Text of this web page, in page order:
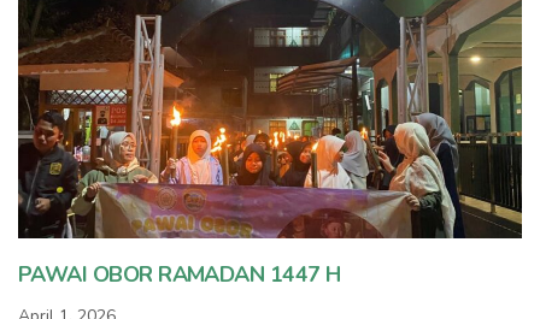
PAWAI OBOR RAMADAN 1447 H